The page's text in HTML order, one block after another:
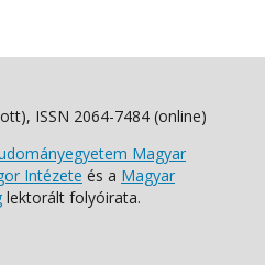
ISSN 2064-7484 (online)
Magyar
Intézete és a Magyar
lektorált folyóirata.